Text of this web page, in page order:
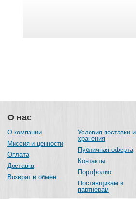
О нас
О компании
Миссия и ценности
Оплата
Доставка
Возврат и обмен
Условия поставки и
хранения
Публичная оферта
Контакты
Портфолио
Поставщикам и
партнерам